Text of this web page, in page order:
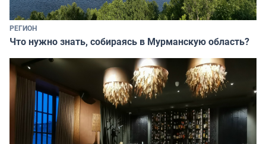
РЕГИОН
Что нужно знать, собираясь в Мурманскую область?